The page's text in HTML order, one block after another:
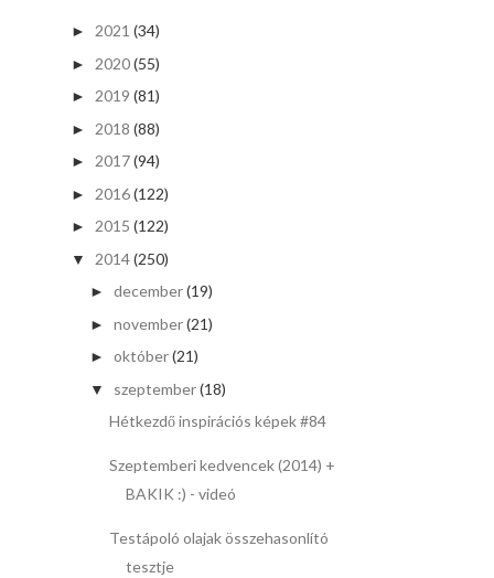
► 2021 (34)
► 2020(55)
► 2019 (81)
► 2018 (88)
► 2017(94)
► 2016(122)
► 2015 (122)
▼ 2014(250)
► december(19)
► november(21)
► október(21)
▼ szeptember(18)
Hétkezdő inspirációs képek #84
Szeptemberi kedvencek (2014) +
BAKIK :) - videó
Testápoló olajak összehasonlító
tesztje